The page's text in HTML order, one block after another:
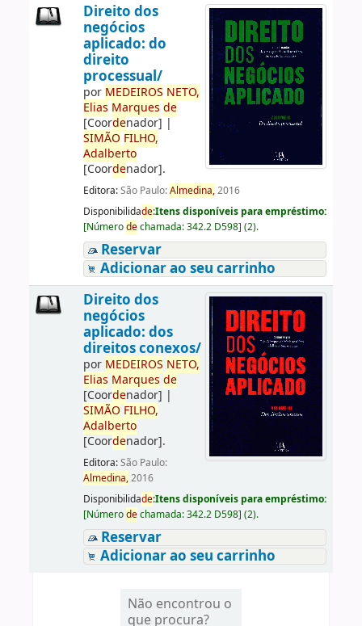
Direito dos
negócios
aplicado: do
direito
processual/
por MEDEIROS NETO,
Elias Marques de
[Coordenador] |
SIMÃO FILHO,
Adalberto
[Coordenador].
Editora:São Paulo:Almedina,2016
Disponibilidade:Itens disponíveis para empréstimo:
[Númerodechamada:342.2 D598] (2).
Reservar
Adicionar ao seu carrinho
Direito dos
negócios
aplicado: dos
direitos conexos/
por MEDEIROS NETO,
Elias Marques de
[Coordenador] |
SIMÃO FILHO,
Adalberto
[Coordenador].
Editora:São Paulo:
Almedina,2016
Disponibilidade:Itens disponíveis para empréstimo:
[Númerodechamada:342.2 D598] (2).
Reservar
Adicionar ao seu carrinho
Não encontrou o
que procura?